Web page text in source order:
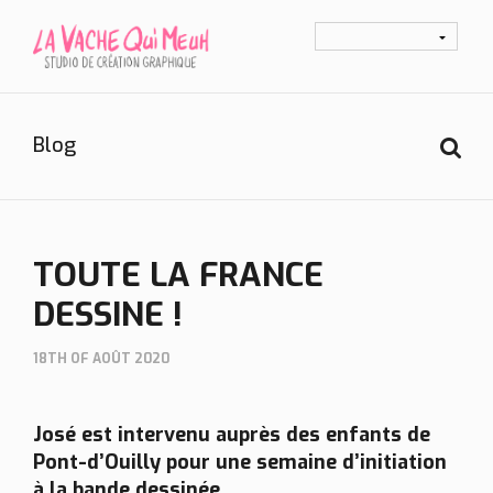
Blog
TOUTE LA FRANCE
DESSINE !
18TH OF AOÛT 2020
José est intervenu auprès des enfants de
Pont-d’Ouilly pour une semaine d’initiation